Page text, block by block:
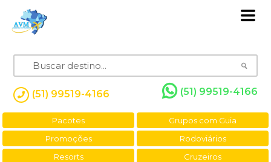
(51) 99519-4166 (51) 99519-4166
Pacotes
Grupos com Guia
Promoções
Rodoviários
Resorts
Cruzeiros